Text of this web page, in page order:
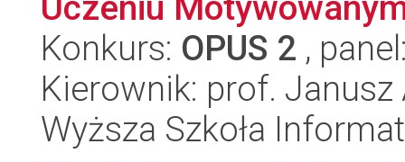
Konkurs: OPUS 2 ,
Kierownik: prof.
Wyższa Szkoła